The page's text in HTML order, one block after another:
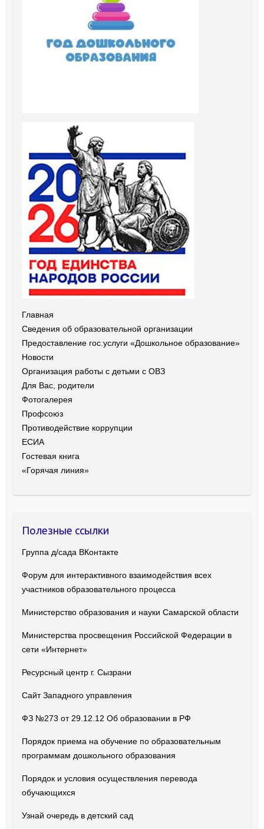
Главная
Сведения об образовательной организации
Предоставление гос.услуги «Дошкольное образование»
Новости
Организация работы с детьми с ОВЗ
Для Вас, родители
Фотогалерея
Профсоюз
Противодействие коррупции
ЕСИА
Гостевая книга
«Горячая линия»
Полезные ссылки
Группа д/сада ВКонтакте
Форум для интерактивного взаимодействия всех
участников образовательного процесса
Министерство образования и науки Самарской области
Министерства просвещения Российской Федерации в
сети «Интернет»
Ресурсный центр г. Сызрани
Сайт Западного управления
ФЗ №273 от 29.12.12 Об образовании в РФ
Порядок приема на обучение по образовательным
программам дошкольного образования
Порядок и условия осуществления перевода
обучающихся
Узнай очередь в детский сад